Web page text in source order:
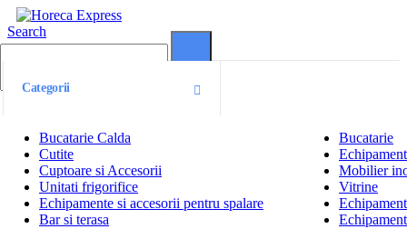
Search
Categorii
Bucatarie Calda
Bucatarie
Cutite
Cuptoare si Accesorii
Mobilier
Unitati frigorifice
Vitrine
Echipamente si accesorii pentru spalare
Bar si terasa